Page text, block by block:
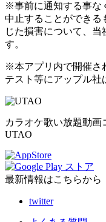
※事前に通知する事な
中止することができる
じた損害について、当
す。
※本アプリ内で開催さ
テスト等にアップル社
カラオケ歌い放題動画
UTAO
最新情報はこちらから
twitter